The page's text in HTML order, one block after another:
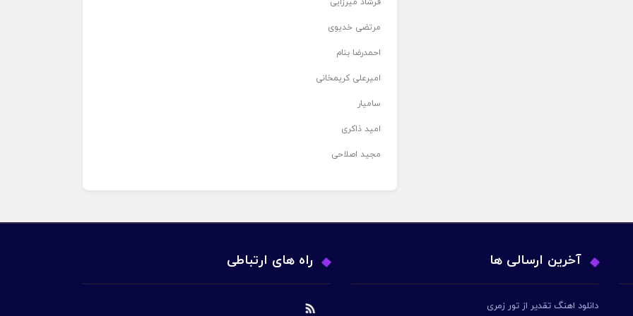
مرتضی خدیوی
احمدرضا بنام
امیرعلی کریمخانی
سامیار
امید ذاکری
مجید اصلاحی
آخرین ارسالی ها
دانلود اهنگ تقدیر از تور زمری
راه های ارتباطی